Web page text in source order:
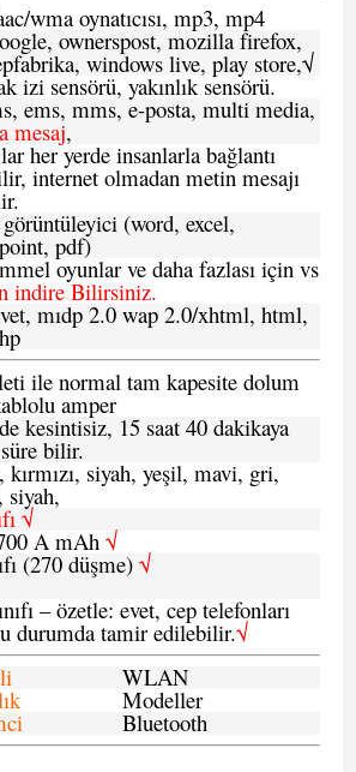
wma oynatıcısı, mp3, mp4
ownerspost, mozilla firefox,
windows live, play store,√
izi sensörü, yakınlık sensörü.
ems, mms, e-posta, multi media,
mesaj,
her yerde insanlarla bağlantı
internet olmadan metin mesajı
(word, excel,
pdf)
oyunlar ve daha fazlası için vs
indire Bilirsiniz.
mıdp 2.0 wap 2.0/xhtml, html,
ile normal tam kapesite dolum
amper
kesintisiz, 15 saat 40 dakikaya
bilir.
kırmızı, siyah, yeşil, mavi, gri,
siyah,
√
A mAh√
(270 düşme) √
– özetle: evet, cep telefonları
durumda tamir edilebilir.√
WLAN
Modeller
Bluetooth